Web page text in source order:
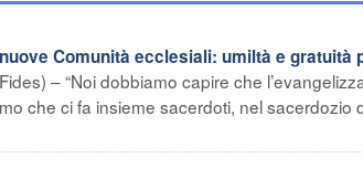
Comunità ecclesiali: umiltà e gratuità
– “Noi dobbiamo capire che
che ci fa insieme sacerdoti, nel sacerdozio